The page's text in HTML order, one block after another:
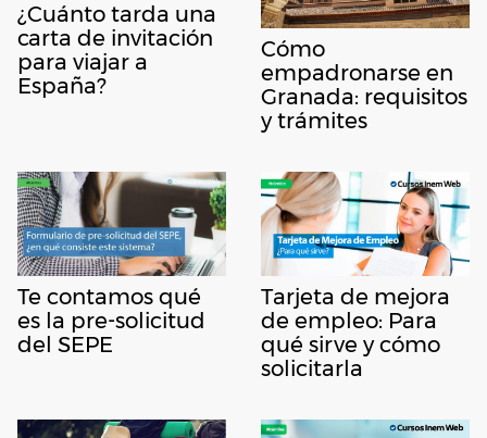
¿Cuánto tarda una
carta de invitación
para viajar a
España?
Cómo
empadronarse en
Granada: requisitos
y trámites
Te contamos qué
es la pre-solicitud
del SEPE
Tarjeta de mejora
de empleo: Para
qué sirve y cómo
solicitarla